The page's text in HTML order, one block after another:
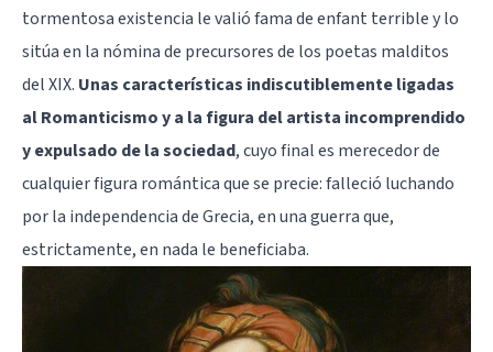
tormentosa existencia le valió fama de enfant terrible y lo
sitúa en la nómina de precursores de los poetas malditos
del XIX. Unas características indiscutiblemente ligadas
al Romanticismo y a la figura del artista incomprendido
y expulsado de la sociedad, cuyo final es merecedor de
cualquier figura romántica que se precie: falleció luchando
por la independencia de Grecia, en una guerra que,
estrictamente, en nada le beneficiaba.